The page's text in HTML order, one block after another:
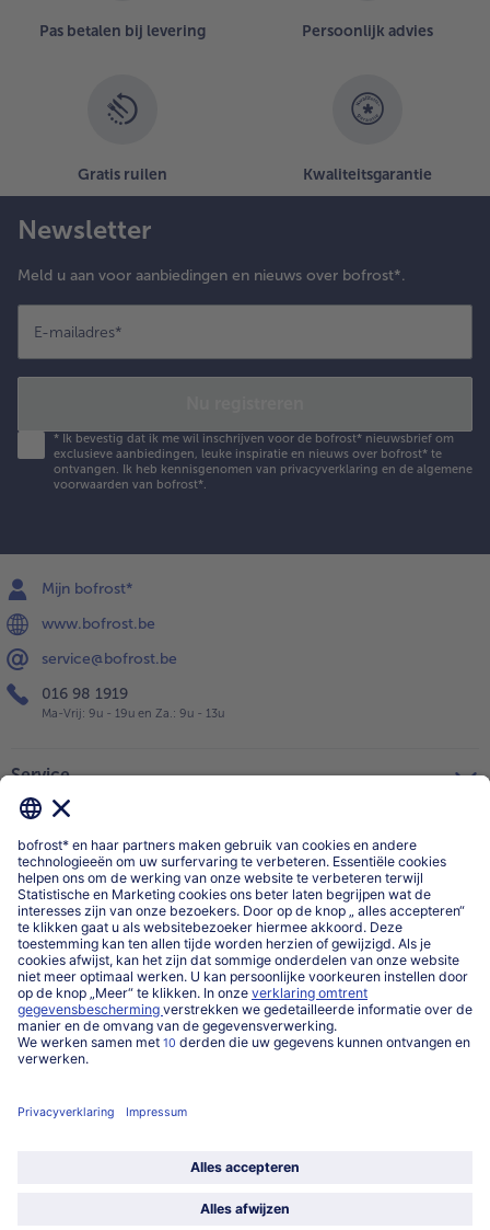
Pas betalen bij levering Persoonlijk advies
Gratis ruilen Kwaliteitsgarantie
Newsletter
Meld u aan voor aanbiedingen en nieuws over bofrost*.
E-mailadres*
* Ik bevestig dat ik me wil inschrijven voor de bofrost* nieuwsbrief om
exclusieve aanbiedingen, leuke inspiratie en nieuws over bofrost* te
ontvangen. Ik heb kennisgenomen van privacyverklaring en de algemene
voorwaarden van bofrost*.
Mijn bofrost*
www.bofrost.be
service@bofrost.be
016 98 1919
Ma-Vrij: 9u - 19u en Za.: 9u - 13u
Service
Categorieën
Land / Taal selecteren